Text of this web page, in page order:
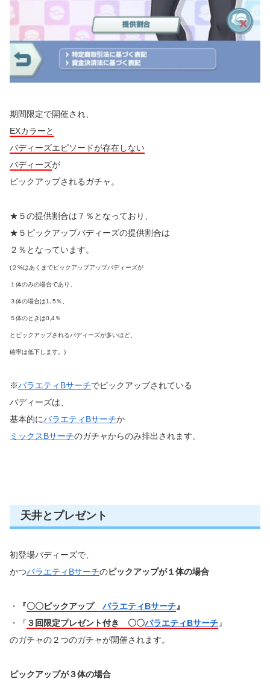
期間限定で開催され、
EXカラーと
バディーズエピソードが存在しない
バディーズが
ピックアップされるガチャ。
★５の提供割合は７％となっており、
★５ピックアップバディーズの提供割合は
２％となっています。
(２%はあくまでピックアップアップバディーズが
１体のみの場合であり、
３体の場合は1､5％、
５体のときは0,4％
とピックアップされるバディーズが多いほど、
確率は低下します。)
※バラエティBサーチでピックアップされている
バディーズは、
基本的にバラエティBサーチか
ミックスBサーチのガチャからのみ排出されます。
天井とプレゼント
初登場バディーズで、
かつバラエティBサーチのピックアップが１体の場合
・ 『〇〇ピックアップ バラエティBサーチ』
・『 ３回限定プレゼント付き 〇〇バラエティBサーチ』
のガチャの２つのガチャが開催されます。
ピックアップが３体の場合